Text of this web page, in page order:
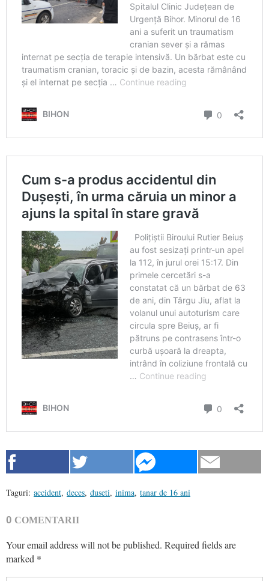
Taguri: accident, deces, duseti, inima, tanar de 16 ani
0 COMENTARII
Your email address will not be published. Required fields are
marked *